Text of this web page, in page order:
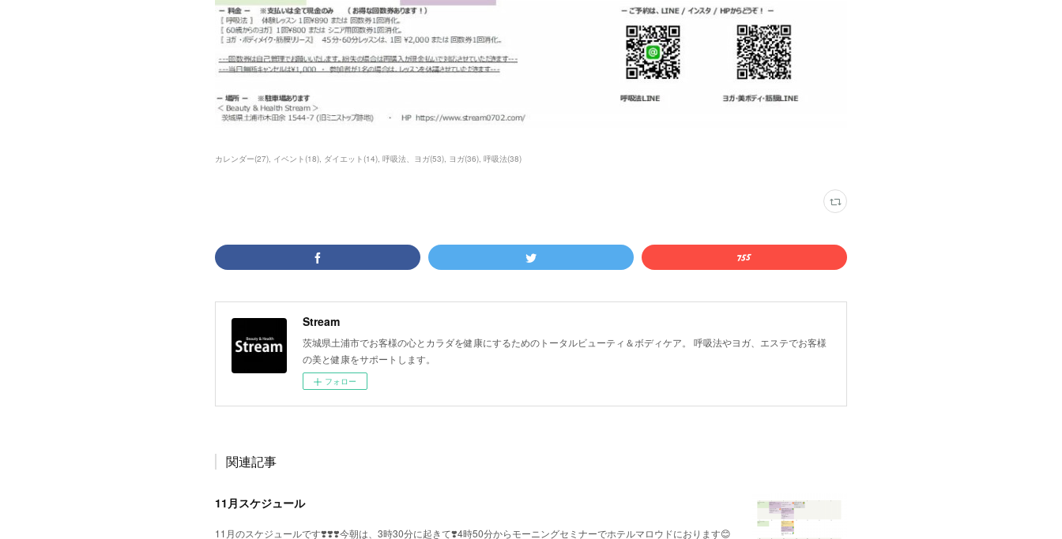
カレンダー(27) イベント(18) ダイエット(14) 呼吸法、ヨガ(53) ヨガ(36) 呼吸法(38)
Stream
茨城県土浦市でお客様の心とカラダを健康にするためのトータルビューティ＆ボディケア。 呼吸法やヨガ、エステでお客様
の美と健康をサポートします。
フォロー
関連記事
11月スケジュール
11月のスケジュールです❣️❣️❣️今朝は、3時30分に起きて❣️4時50分からモーニングセミナーでホテルマロウドにおります😊